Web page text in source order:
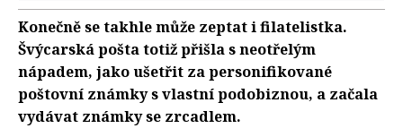
Konečně se takhle může zeptat i filatelistka.
Švýcarská pošta totiž přišla s neotřelým
nápadem, jako ušetřit za personifikované
poštovní známky s vlastní podobiznou, a začala
vydávat známky se zrcadlem.